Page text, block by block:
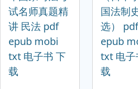
试名师真题精
讲 民法 pdf
epub mobi
txt 电子书 下
载
国法制
选） pdf
epub
txt 电子
载